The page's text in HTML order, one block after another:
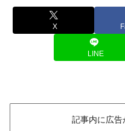
X
LINE
記事内に広告